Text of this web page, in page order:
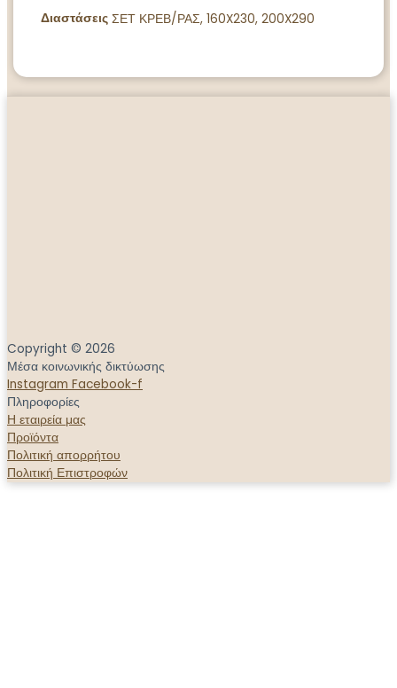
Διαστάσεις ΣΕΤ ΚΡΕΒ/ΡΑΣ, 160X230, 200X290
Copyright © 2026
Μέσα κοινωνικής δικτύωσης
Instagram Facebook-f
Πληροφορίες
Η εταιρεία μας
Προϊόντα
Πολιτική απορρήτου
Πολιτική Επιστροφών